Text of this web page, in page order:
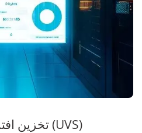
تخزين افتراضي موحد (UVS)